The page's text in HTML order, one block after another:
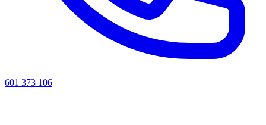
601 373 106